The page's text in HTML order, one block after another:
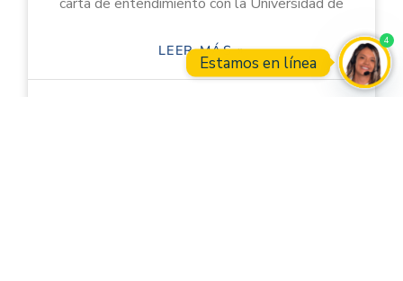
LEER MÁS »
Estamos en línea
4